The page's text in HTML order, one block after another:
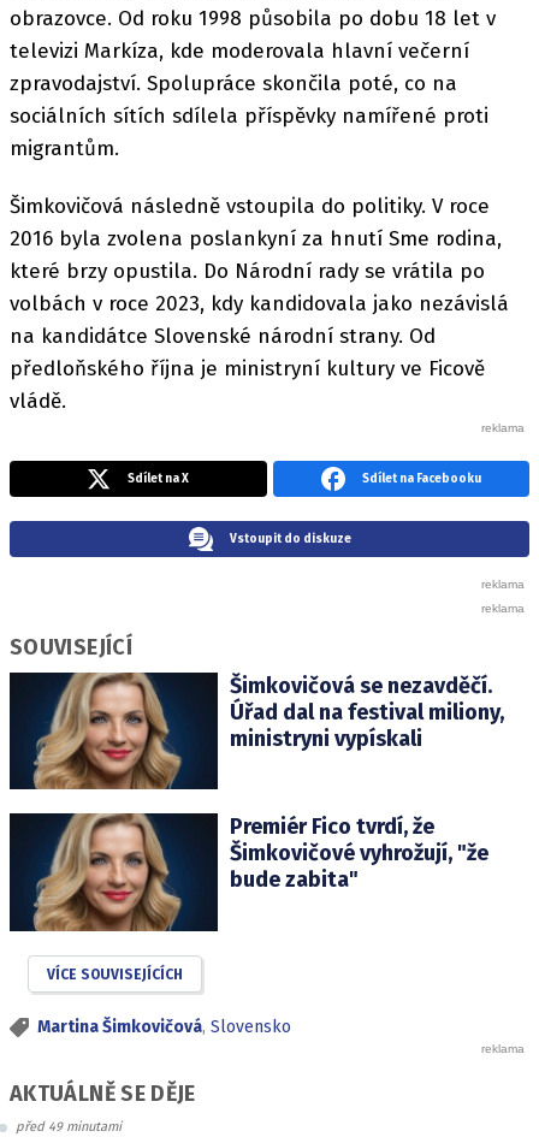
obrazovce. Od roku 1998 působila po dobu 18 let v
televizi Markíza, kde moderovala hlavní večerní
zpravodajství. Spolupráce skončila poté, co na
sociálních sítích sdílela příspěvky namířené proti
migrantům.
Šimkovičová následně vstoupila do politiky. V roce
2016 byla zvolena poslankyní za hnutí Sme rodina,
které brzy opustila. Do Národní rady se vrátila po
volbách v roce 2023, kdy kandidovala jako nezávislá
na kandidátce Slovenské národní strany. Od
předloňského října je ministryní kultury ve Ficově
vládě.
Sdílet na X Sdílet na Facebooku
Vstoupit do diskuze
SOUVISEJÍCÍ
Šimkovičová se nezavděčí.
Úřad dal na festival miliony,
ministryni vypískali
Premiér Fico tvrdí, že
Šimkovičové vyhrožují, "že
bude zabita"
VÍCE SOUVISEJÍCÍCH
Martina Šimkovičová, Slovensko
AKTUÁLNĚ SE DĚJE
před 49 minutami